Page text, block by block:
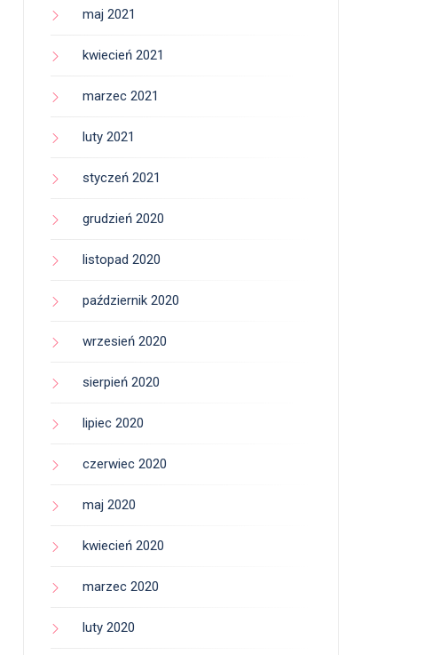
maj 2021
kwiecień 2021
marzec 2021
luty 2021
styczeń 2021
grudzień 2020
listopad 2020
październik 2020
wrzesień 2020
sierpień 2020
lipiec 2020
czerwiec 2020
maj 2020
kwiecień 2020
marzec 2020
luty 2020